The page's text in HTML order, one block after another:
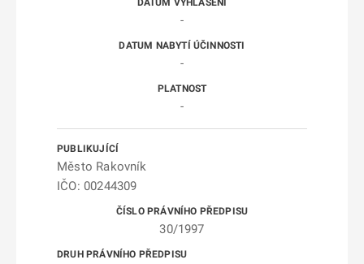
-
-
-
Město Rakovník
IČO: 00244309
30/1997